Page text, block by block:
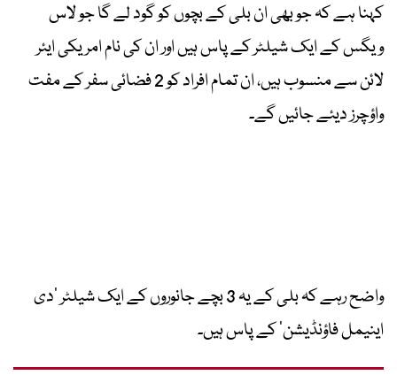
کہنا ہے کہ جو بھی ان بلی کے بچوں کو گود لے گا جو لاس
ویگس کے ایک شیلٹر کے پاس ہیں اور ان کی نام امریکی ایئر
لائن سے منسوب ہیں، ان تمام افراد کو 2 فضائی سفر کے مفت
واؤچرز دیئے جائیں گے۔
واضح رہے کہ بلی کے یہ 3 بچے جانوروں کے ایک شیلٹر ’دی
اینیمل فاؤنڈیشن‘ کے پاس ہیں۔